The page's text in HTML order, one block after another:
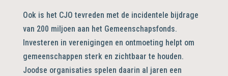
Ook is het CJO tevreden met de incidentele bijdrage
van 200 miljoen aan het Gemeenschapsfonds.
Investeren in verenigingen en ontmoeting helpt om
gemeenschappen sterk en zichtbaar te houden.
Joodse organisaties spelen daarin al jaren een